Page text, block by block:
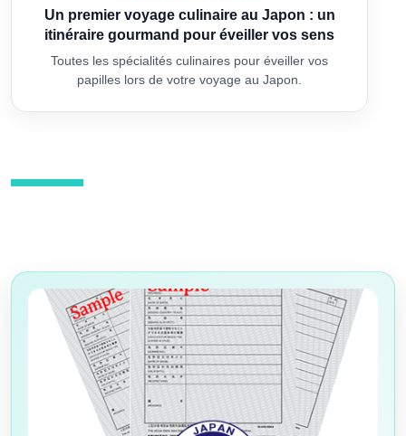
Un premier voyage culinaire au Japon : un
itinéraire gourmand pour éveiller vos sens
Toutes les spécialités culinaires pour éveiller vos
papilles lors de votre voyage au Japon.